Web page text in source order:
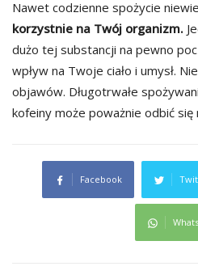
Nawet codzienne spożycie
korzystnie na Twój organizm.
dużo tej substancji na pewno
wpływ na Twoje ciało i umysł.
objawów. Długotrwałe
kofeiny może poważnie odbić
Facebook